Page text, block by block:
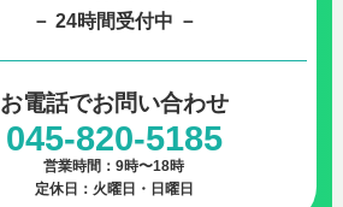
－ 24時間受付中 －
お電話でお問い合わせ
045-820-5185
営業時間：9時〜18時
定休日：火曜日・日曜日